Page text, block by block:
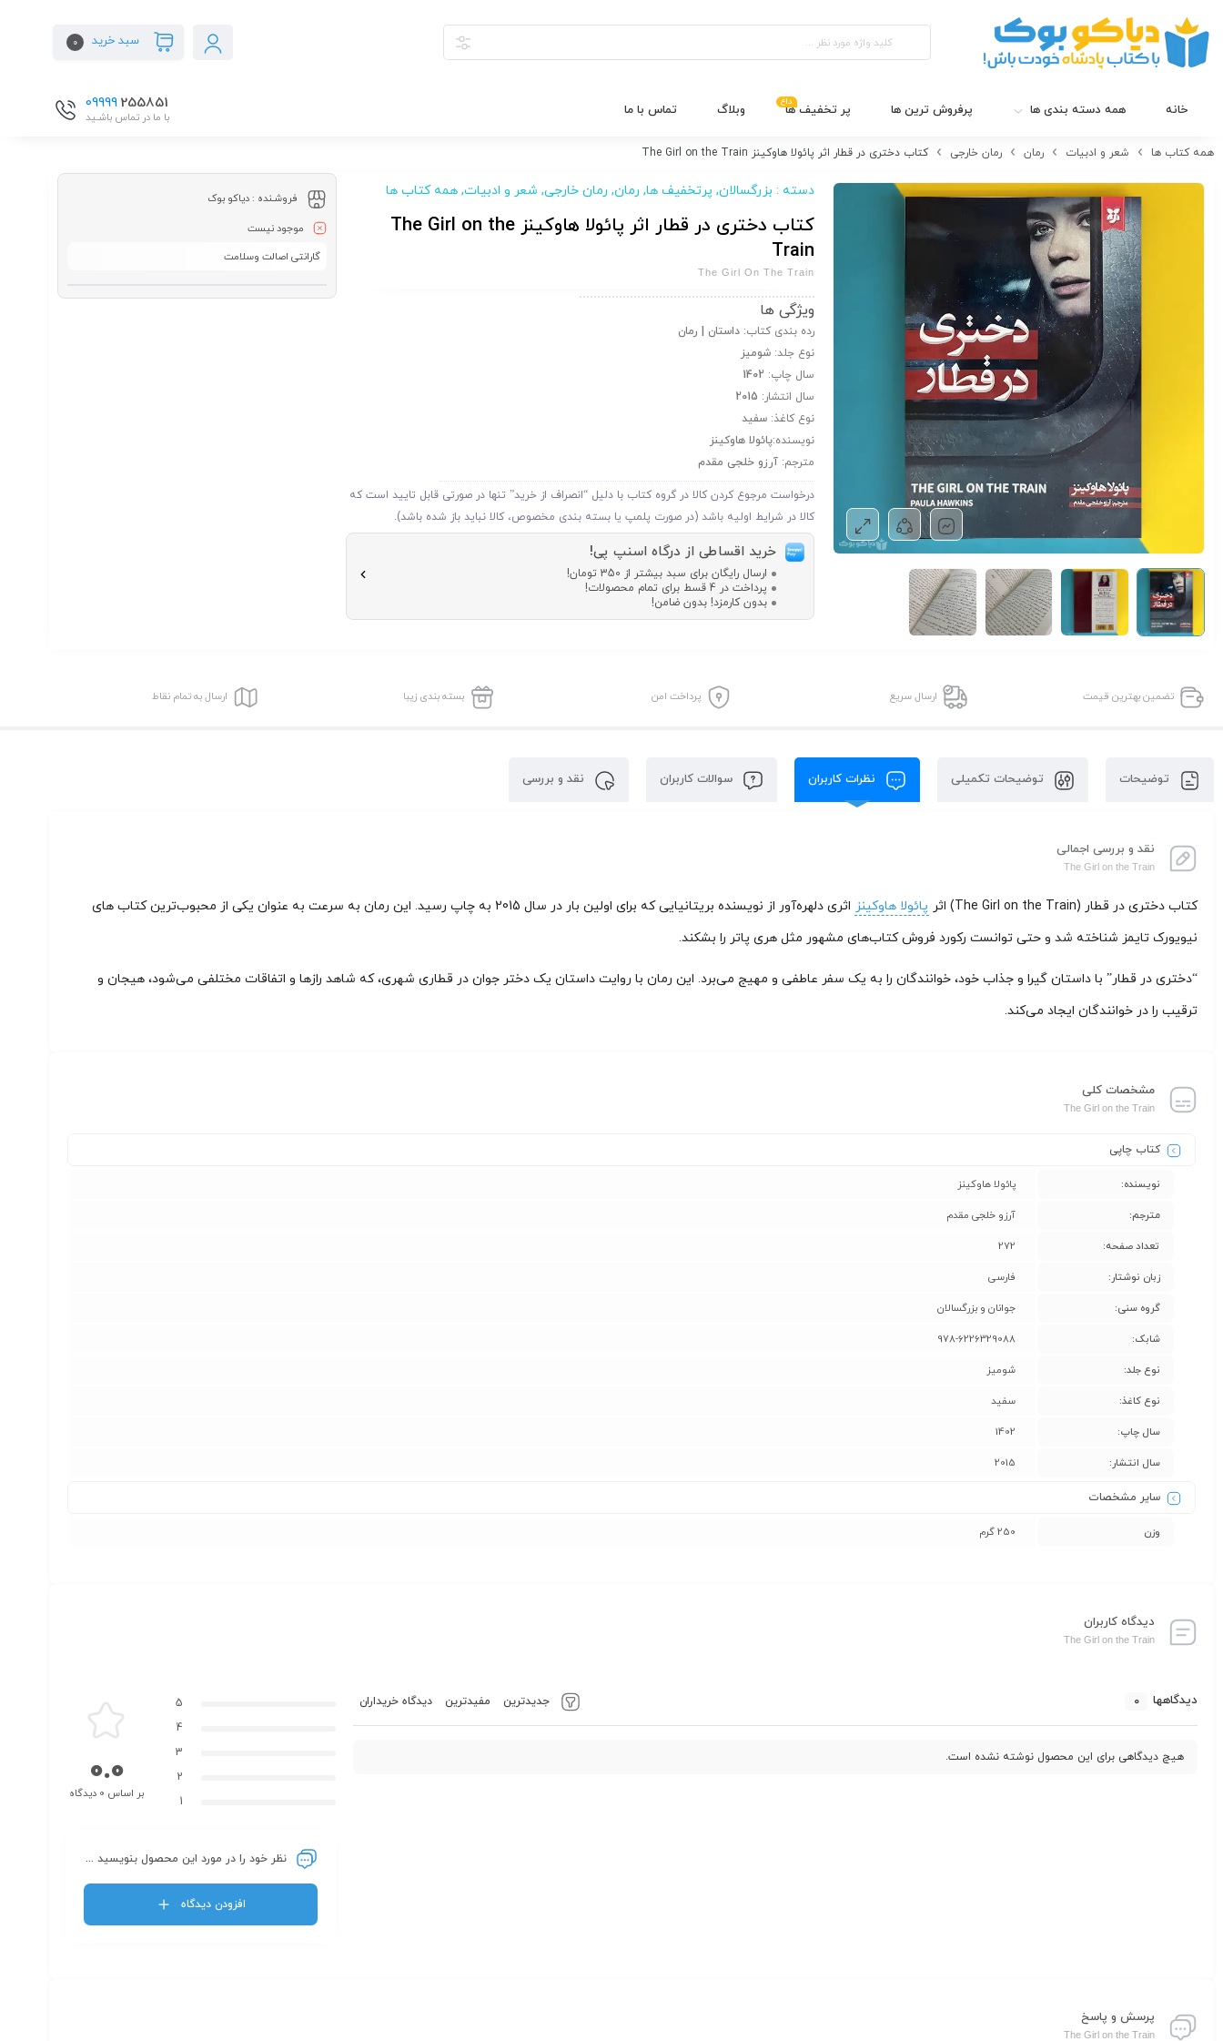
سبد خرید 0
خانه همه دسته بندی ها پرفروش ترین ها پر تخفیف ها
داغ
وبلاگ تماس با ما 255851
09999
با ما در تماس باشـید
همه کتاب ها شعر و ادبیات رمان رمان خارجی کتاب دختری در قطار اثر پائولا هاوکینز The Girl on the Train
دسته : بزرگسالان, پرتخفیف ها, رمان, رمان خارجی, شعر و ادبیات,همه کتاب ها
کتاب دختری در قطار اثر پائولا هاوکینز The Girl on the
Train
The Girl On The Train
ویژگی ها
رده بندی کتاب:داستان | رمان
نوع جلد:شومیز
سال چاپ: 1402
سال انتشار: 2015
نوع کاغذ:سفید
نویسنده:پائولا هاوکینز
مترجم:آرزو خلجی مقدم
درخواست مرجوع کردن کالا در گروه کتاب با دلیل “انصراف از خرید” تنها در صورتی قابل تایید است که
کالا در شرایط اولیه باشد (در صورت پلمپ یا بسته بندی مخصوص، کالا نباید باز شده باشد).
خرید اقساطی از درگاه اسنپ پی!
ارسال رایگان برای سبد بیشتر از 350 تومان!
پرداخت در 4 قسط برای تمام محصولات!
بدون کارمزد! بدون ضامن!
فروشـنده :دیاکو بوک
موجود نیست
گارانتی اصالت وسلامت
تضمین بهترین قیمت ارسال سریع پرداخت امن بسته بندی زیبا ارسال به تمام نقاط
توضیحات توضیحات تکمیلی نظرات کاربران سوالات کاربران نقد و بررسی
نقد و بررسی اجمالی
The Girl on the Train
کتاب دختری در قطار (The Girl on the Train) اثر پائولا هاوکینز
اثری دلهره‌آور از نویسنده بریتانیایی که برای اولین بار در سال 2015 به چاپ رسید. این رمان به سرعت به عنوان یکی از محبوب‌ترین کتاب های
نیویورک تایمز شناخته شد و حتی توانست رکورد فروش کتاب‌های مشهور مثل هری پاتر را بشکند.
“دختری در قطار” با داستان گیرا و جذاب خود، خوانندگان را به یک سفر عاطفی و مهیج می‌برد. این رمان با روایت داستان یک دختر جوان در قطاری شهری، که شاهد رازها و اتفاقات مختلفی می‌شود، هیجان و
ترقیب را در خوانندگان ایجاد می‌کند.
مشخصات کلی
The Girl on the Train
کتاب چاپی
نویسنده: پائولا هاوکینز
مترجم: آرزو خلجی مقدم
تعداد صفحه: 272
زبان نوشتار: فارسی
گروه سنی: جوانان و بزرگسالان
شابک: 978-6226329088
نوع جلد: شومیز
نوع کاغذ: سفید
سال چاپ: 1402
سال انتشار: 2015
سایر مشخصات
وزن 250 گرم
دیدگاه کاربران
The Girl on the Train
دیدگاهها 0 جدیدترین مفیدترین دیدگاه خریداران
هیچ دیدگاهی برای این محصول نوشته نشده است.
5
4
3
2
1
0.0
بر اساس 0 دیدگاه
نظر خود را در مورد این محصول بنویسید ...
افزودن دیدگاه
پرسش و پاسخ
The Girl on the Train